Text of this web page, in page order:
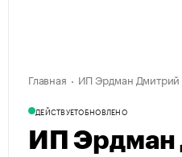
Главная ИП Эрдман Дмитрий
ДЕЙСТВУЕТОБНОВЛЕНО
ИП